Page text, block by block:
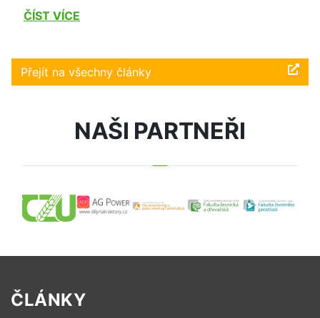
ČÍST VÍCE
Přejít na všechny články
NAŠI PARTNEŘI
ČLÁNKY